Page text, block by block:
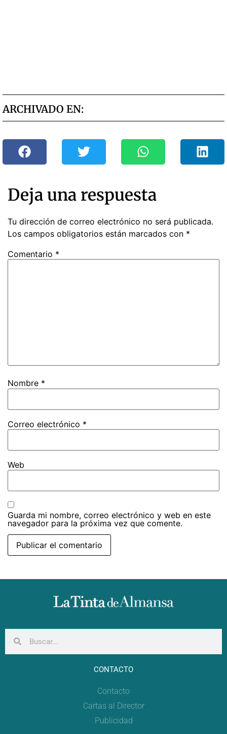
ARCHIVADO EN:
Deja una respuesta
Tu dirección de correo electrónico no será publicada.
Los campos obligatorios están marcados con *
Comentario *
Nombre *
Correo electrónico *
Web
Guarda mi nombre, correo electrónico y web en este
navegador para la próxima vez que comente.
CONTACTO
Contacto
Cartas al Director
Publicidad